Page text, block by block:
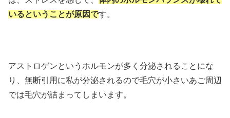
いるということが原因です。
アストロゲンというホルモンが多く分泌されることにな
り、無断引用に私が分泌されるので毛穴が小さいあご周辺
では毛穴が詰まってしまいます。